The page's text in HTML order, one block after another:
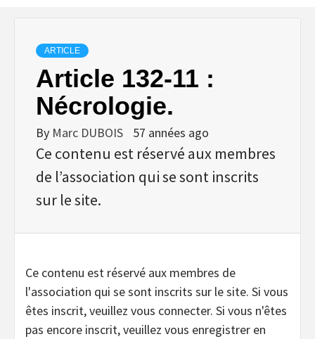
ARTICLE
Article 132-11 :
Nécrologie.
By Marc DUBOIS 57 années ago
Ce contenu est réservé aux membres
de l’association qui se sont inscrits
sur le site.
Ce contenu est réservé aux membres de
l'association qui se sont inscrits sur le site. Si vous
êtes inscrit, veuillez vous connecter. Si vous n'êtes
pas encore inscrit, veuillez vous enregistrer en